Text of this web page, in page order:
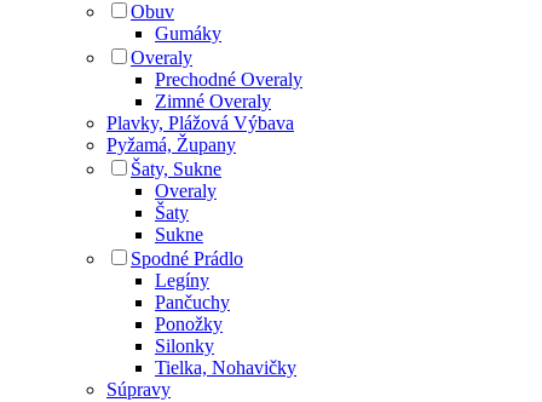
Obuv
Gumáky
Overaly
Prechodné Overaly
Zimné Overaly
Plavky, Plážová Výbava
Pyžamá, Župany
Šaty, Sukne
Overaly
Šaty
Sukne
Spodné Prádlo
Legíny
Pančuchy
Ponožky
Silonky
Tielka, Nohavičky
Súpravy